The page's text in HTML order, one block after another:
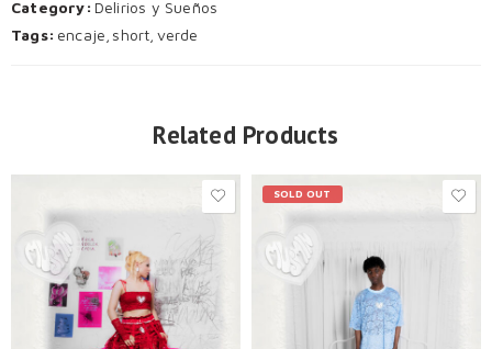
Category: Delirios y Sueños
Tags: encaje short verde
Related Products
SOLD OUT